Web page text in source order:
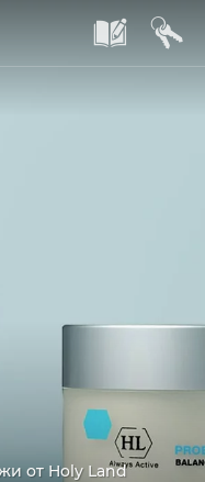
A B
от Holy Land